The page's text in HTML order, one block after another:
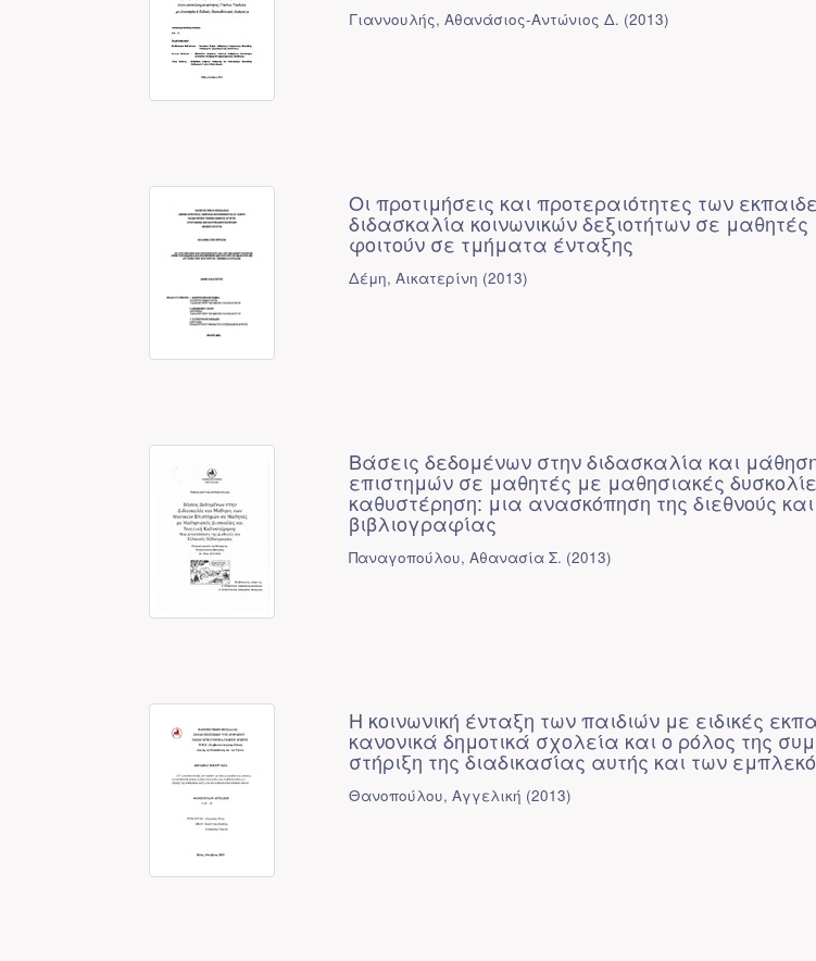
Γιαννουλής, Αθανάσιος-Αντώνιος Δ. (2013)
Οι προτιμήσεις και προτεραιότητες των
διδασκαλία κοινωνικών δεξιοτήτων σε
φοιτούν σε τμήματα ένταξης
Δέμη, Αικατερίνη (2013)
Βάσεις δεδομένων στην διδασκαλία και
επιστημών σε μαθητές με μαθησιακές
καθυστέρηση: μια ανασκόπηση της διεθνούς
βιβλιογραφίας
Παναγοπούλου, Αθανασία Σ. (2013)
Η κοινωνική ένταξη των παιδιών με ειδικές
κανονικά δημοτικά σχολεία και ο ρόλος της
στήριξη της διαδικασίας αυτής και των
Θανοπούλου, Αγγελική (2013)